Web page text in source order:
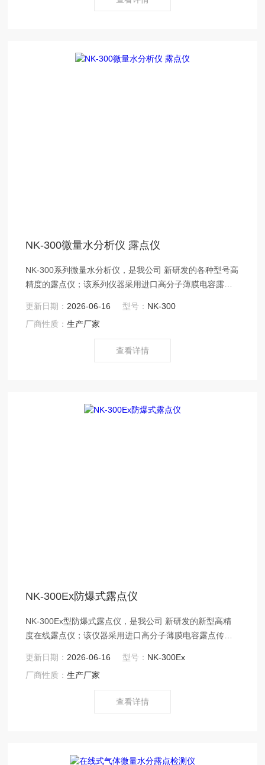
NK-300微量水分析仪 露点仪
NK-300系列微量水分析仪，是我公司 新研发的各种型号高
精度的露点仪；该系列仪器采用进口高分子薄膜电容露点
好、使用寿命长、安全可靠、操作简便等特点。是我公司
新研发的新型高精度在线防爆式露点仪；该仪器采用进口
测量精度高、稳定性好、使用寿命长、安全可靠、操作简
更新日期： 2026-06-16 型号： NK-300
厂商性质：生产厂家
查看详情
NK-300Ex防爆式露点仪
NK-300Ex型防爆式露点仪，是我公司 新研发的新型高精
度在线露点仪；该仪器采用进口高分子薄膜电容露点传感
使用寿命长、安全可靠、操作简便等特点。
更新日期： 2026-06-16 型号： NK-300Ex
厂商性质：生产厂家
查看详情